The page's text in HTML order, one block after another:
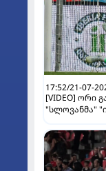
17:52/21-07-
[VIDEO] ორი
"სლოვანმა"